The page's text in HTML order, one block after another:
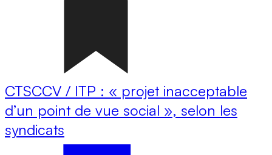
CTSCCV / ITP : « projet inacceptable
d’un point de vue social », selon les
syndicats